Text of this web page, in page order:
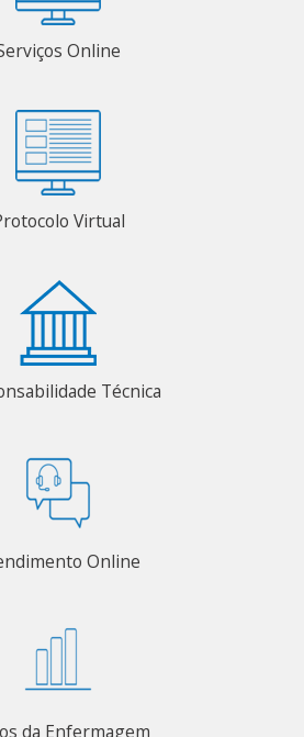
Online
Virtual
Técnica
Online
da Enfermagem